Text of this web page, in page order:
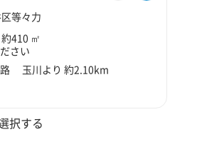
等々力
約410 ㎡
さい
路 玉川より 約2.10km
択する